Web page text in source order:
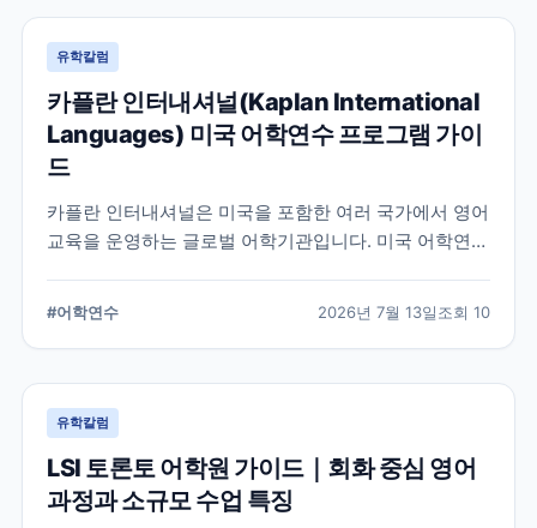
유학칼럼
카플란 인터내셔널(Kaplan International
Languages) 미국 어학연수 프로그램 가이
드
카플란 인터내셔널은 미국을 포함한 여러 국가에서 영어
교육을 운영하는 글로벌 어학기관입니다. 미국 어학연수
#어학연수 2026년 7월 13일조회 10
유학칼럼
LSI 토론토 어학원 가이드｜회화 중심 영어
과정과 소규모 수업 특징